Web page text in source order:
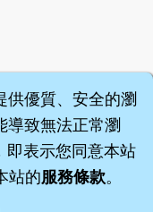
供優質、安全的瀏
導致無法正常瀏
即表示您同意本站
站的服務條款。